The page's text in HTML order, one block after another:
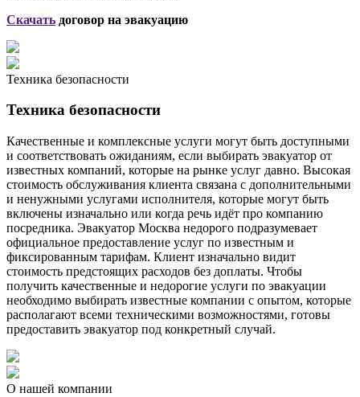
Скачать договор на эвакуацию
Техника безопасности
Техника безопасности
Качественные и комплексные услуги могут быть доступными
и соответствовать ожиданиям, если выбирать эвакуатор от
известных компаний, которые на рынке услуг давно. Высокая
стоимость обслуживания клиента связана с дополнительными
и ненужными услугами исполнителя, которые могут быть
включены изначально или когда речь идёт про компанию
посредника. Эвакуатор Москва недорого подразумевает
официальное предоставление услуг по известным и
фиксированным тарифам. Клиент изначально видит
стоимость предстоящих расходов без доплаты. Чтобы
получить качественные и недорогие услуги по эвакуации
необходимо выбирать известные компании с опытом, которые
располагают всеми техническими возможностями, готовы
предоставить эвакуатор под конкретный случай.
О нашей компании